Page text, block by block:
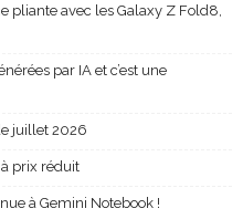
pliante avec les Galaxy Z Fold8,
par IA et c’est une
juillet 2026
à prix réduit
à Gemini Notebook !